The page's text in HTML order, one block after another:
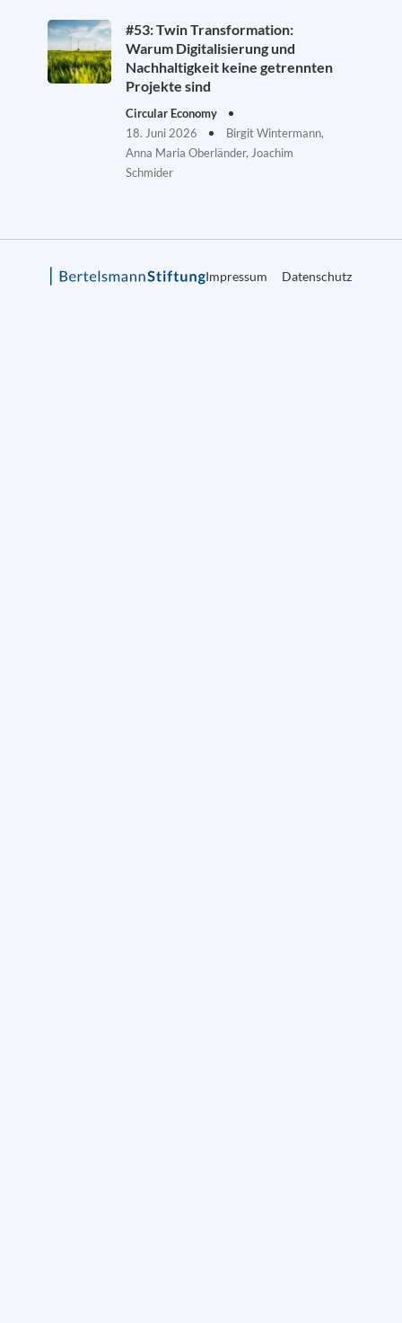
#53: Twin Transformation:
Warum Digitalisierung und
Nachhaltigkeit keine getrennten
Projekte sind
Circular Economy
18. Juni 2026
Birgit Wintermann,
Anna Maria Oberländer, Joachim
Schmider
Impressum Datenschutz